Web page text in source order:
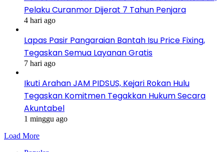
Pelaku Curanmor Dijerat 7 Tahun Penjara
4 hari ago
Lapas Pasir Pangaraian Bantah Isu Price Fixing,
Tegaskan Semua Layanan Gratis
7 hari ago
Ikuti Arahan JAM PIDSUS, Kejari Rokan Hulu
Tegaskan Komitmen Tegakkan Hukum Secara
Akuntabel
1 minggu ago
Load More